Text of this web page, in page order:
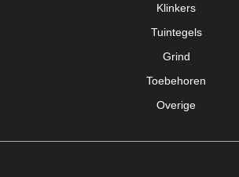
Klinkers
Tuintegels
Grind
Toebehoren
Overige